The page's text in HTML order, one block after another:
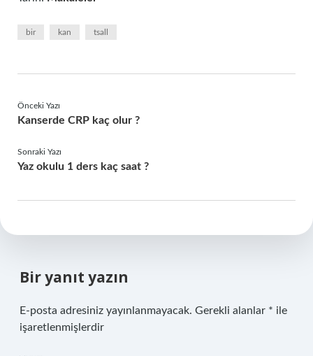
bir kan tsall
Önceki Yazı
Kanserde CRP kaç olur ?
Sonraki Yazı
Yaz okulu 1 ders kaç saat ?
Bir yanıt yazın
E-posta adresiniz yayınlanmayacak. Gerekli alanlar * ile
işaretlenmişlerdir